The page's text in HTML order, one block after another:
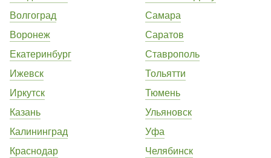
Волгоград
Воронеж
Екатеринбург
Ижевск
Иркутск
Казань
Калининград
Краснодар
Самара
Саратов
Ставрополь
Тольятти
Тюмень
Ульяновск
Уфа
Челябинск